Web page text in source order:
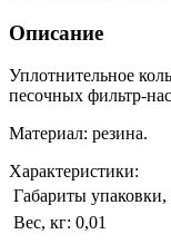
Описание
Уплотнительное
песочных фильтр-
Материал: резина.
Характеристики:
Габариты упаковки,
Вес, кг: 0,01